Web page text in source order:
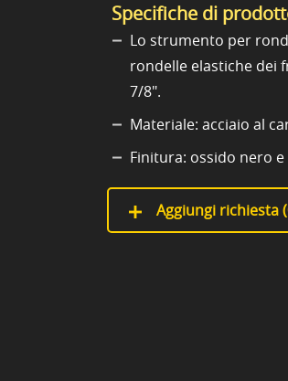
Specifiche di
Lo strumento per
rondelle elastiche dei
7/8".
Materiale: acciaio al
Finitura: ossido nero
Aggiungi richiesta (